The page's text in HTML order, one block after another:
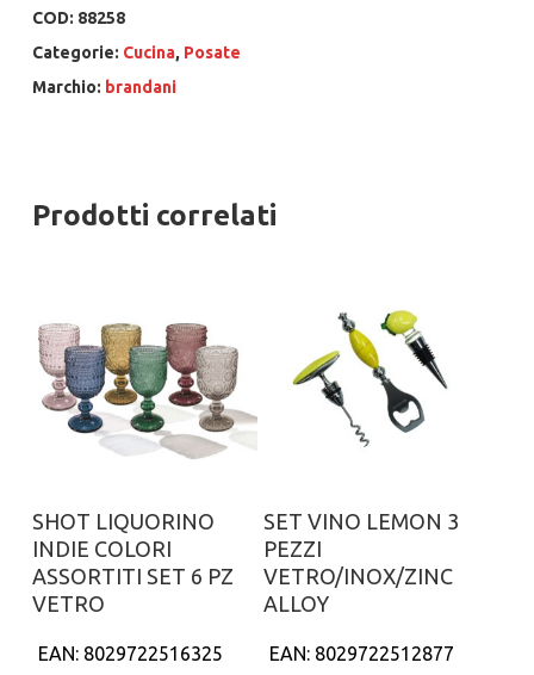
COD: 88258
Categorie: Cucina, Posate
Marchio: brandani
Prodotti correlati
Aggiungi al carrello
SHOT LIQUORINO
INDIE COLORI
ASSORTITI SET 6 PZ
VETRO
EAN: 8029722516325
Aggiungi al carrello
SET VINO LEMON 3
PEZZI
VETRO/INOX/ZINC
ALLOY
EAN: 8029722512877